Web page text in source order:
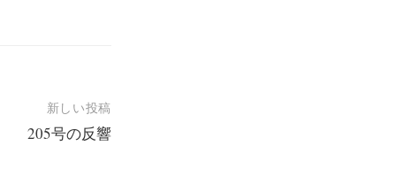
新しい投稿
205号の反響